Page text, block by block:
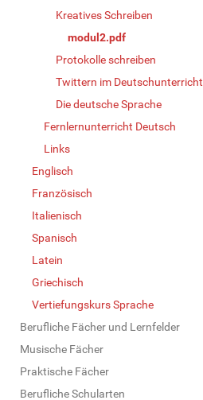
Kreatives Schreiben
modul2.pdf
Protokolle schreiben
Twittern im Deutschunterricht
Die deutsche Sprache
Fernlernunterricht Deutsch
Links
Englisch
Französisch
Italienisch
Spanisch
Latein
Griechisch
Vertiefungskurs Sprache
Berufliche Fächer und Lernfelder
Musische Fächer
Praktische Fächer
Berufliche Schularten